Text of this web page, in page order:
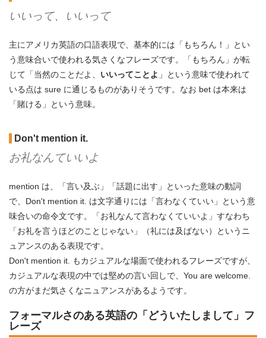
いいって、いいって
主にアメリカ英語の口語表現で、基本的には「もちろん！」とい
う意味合いで使われる気さくなフレーズです。「もちろん」が転
じて「当然のことだよ、 いいってことよ 」という意味で使われて
いる点は sure に通じるものがありそうです。なお bet は本来は
「賭ける」という意味。
Don't mention it.
お礼なんていいよ
mention は、「言い及ぶ」「話題に出す」といった意味の動詞
で、Don't mention it. は文字通りには「言わなくていい」という意
味合いの命令文です。「お礼なんて言わなくていいよ」すなわち
「お礼を言うほどのことじゃない」（礼には及ばない）というニ
ュアンスのある表現です。
Don't mention it. もカジュアルな場面で使われるフレーズですが、
カジュアルな表現の中では堅めの言い回しで、You are welcome.
の方がまだ気さくなニュアンスがあるようです。
フォーマルさのある英語の「どういたしまして」フ
レーズ